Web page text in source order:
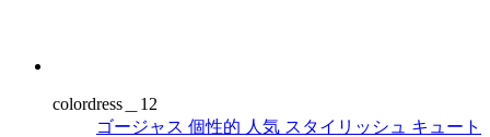
colordress＿12
ゴージャス 個性的 人気 スタイリッシュ キュート